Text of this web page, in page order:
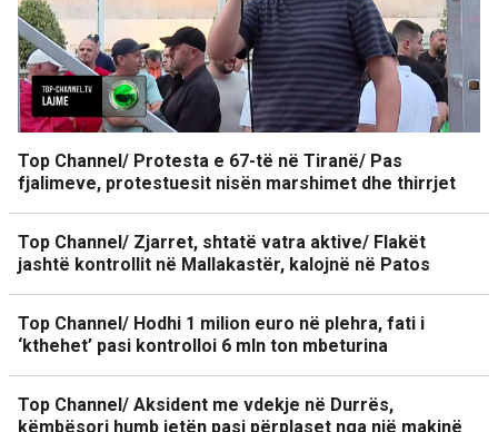
Top Channel/ Protesta e 67-të në Tiranë/ Pas
fjalimeve, protestuesit nisën marshimet dhe thirrjet
Top Channel/ Zjarret, shtatë vatra aktive/ Flakët
jashtë kontrollit në Mallakastër, kalojnë në Patos
Top Channel/ Hodhi 1 milion euro në plehra, fati i
‘kthehet’ pasi kontrolloi 6 mln ton mbeturina
Top Channel/ Aksident me vdekje në Durrës,
këmbësori humb jetën pasi përplaset nga një makinë